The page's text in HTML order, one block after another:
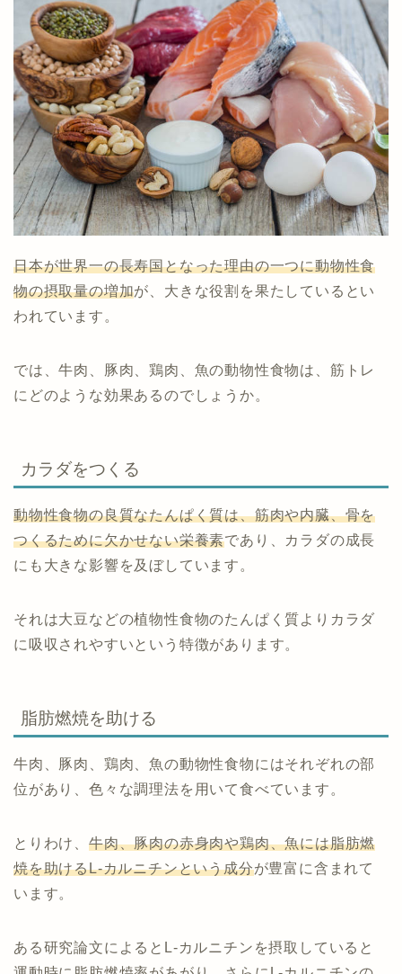
日本が世界一の長寿国となった理由の一つに動物性食
物の摂取量の増加が、大きな役割を果たしているとい
われています。
では、牛肉、豚肉、鶏肉、魚の動物性食物は、筋トレ
にどのような効果あるのでしょうか。
カラダをつくる
動物性食物の良質なたんぱく質は、筋肉や内臓、骨を
つくるために欠かせない栄養素であり、カラダの成長
にも大きな影響を及ぼしています。
それは大豆などの植物性食物のたんぱく質よりカラダ
に吸収されやすいという特徴があります。
脂肪燃焼を助ける
牛肉、豚肉、鶏肉、魚の動物性食物にはそれぞれの部
位があり、色々な調理法を用いて食べています。
とりわけ、 牛肉、豚肉の赤身肉や鶏肉、魚には脂肪燃
焼を助けるL‐カルニチンという成分が豊富に含まれて
います。
ある研究論文によるとL‐カルニチンを摂取していると